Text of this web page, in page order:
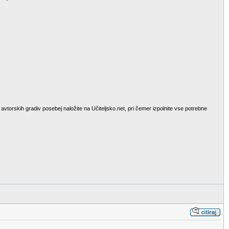
avtorskih gradiv posebej naložite na Učiteljsko.net, pri čemer izpolnite vse potrebne